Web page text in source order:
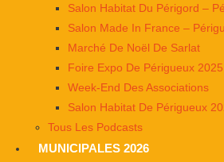
Salon Habitat Du Périgord –
Salon Made In France –
Marché De Noël De Sarlat
Foire Expo De Périgueux 2025
Week-End Des Associations
Salon Habitat De Périgueux
Tous Les Podcasts
MUNICIPALES 2026